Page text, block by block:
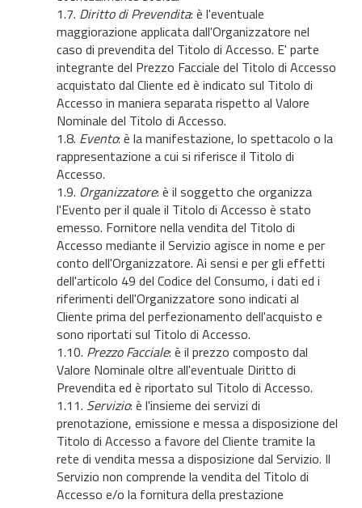
1.7. Diritto di Prevendita: è l'eventuale
maggiorazione applicata dall'Organizzatore nel
caso di prevendita del Titolo di Accesso. E' parte
integrante del Prezzo Facciale del Titolo di Accesso
acquistato dal Cliente ed è indicato sul Titolo di
Accesso in maniera separata rispetto al Valore
Nominale del Titolo di Accesso.
1.8. Evento: è la manifestazione, lo spettacolo o la
rappresentazione a cui si riferisce il Titolo di
Accesso.
1.9. Organizzatore: è il soggetto che organizza
l'Evento per il quale il Titolo di Accesso è stato
emesso. Fornitore nella vendita del Titolo di
Accesso mediante il Servizio agisce in nome e per
conto dell'Organizzatore. Ai sensi e per gli effetti
dell'articolo 49 del Codice del Consumo, i dati ed i
riferimenti dell'Organizzatore sono indicati al
Cliente prima del perfezionamento dell'acquisto e
sono riportati sul Titolo di Accesso.
1.10. Prezzo Facciale: è il prezzo composto dal
Valore Nominale oltre all'eventuale Diritto di
Prevendita ed è riportato sul Titolo di Accesso.
1.11. Servizio: è l'insieme dei servizi di
prenotazione, emissione e messa a disposizione del
Titolo di Accesso a favore del Cliente tramite la
rete di vendita messa a disposizione dal Servizio. Il
Servizio non comprende la vendita del Titolo di
Accesso e/o la fornitura della prestazione